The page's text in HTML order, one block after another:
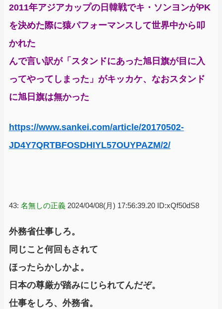
2011年アジアカップの日韓戦でキ・ソンヨンがPK
を決めた際に猿パフォーマンスして世界中から叩
かれた
んで言い訳が「スタンドにあった旭日旗が目に入
ってやってしまった」がキッカケ、なおスタンド
に旭日旗は無かった
https://www.sankei.com/article/20170502-
JD4Y7QRTBFOSDHIYL57OUYPAZM/2/
43: 名無しの正義 2024/04/08(月) 17:56:39.20 ID:xQf50dS8
外務省仕事しろ。
同じこと何回もされて
ほったらかしかよ。
日本の尊厳が踏みにじられてんだぞ。
仕事をしろ、外務省。